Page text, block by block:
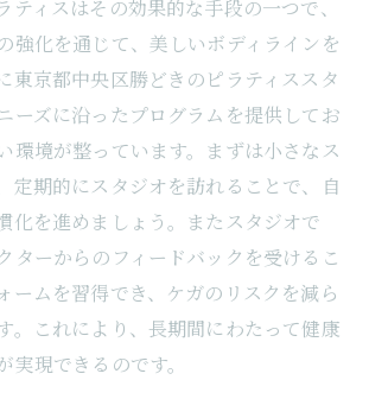
ティスはその効果的な手段の一つで、
強化を通じて、美しいボディラインを
東京都中央区勝どきのピラティススタ
ーズに沿ったプログラムを提供してお
環境が整っています。まずは小さなス
定期的にスタジオを訪れることで、自
化を進めましょう。またスタジオで
ターからのフィードバックを受けるこ
ームを習得でき、ケガのリスクを減ら
。これにより、長期間にわたって健康
実現できるのです。